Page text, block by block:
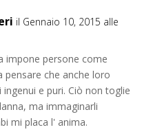
il Gennaio 10, 2015 alle
impone persone come
pensare che anche loro
e puri. Ciò non toglie
ma immaginarli
mi placa l' anima.